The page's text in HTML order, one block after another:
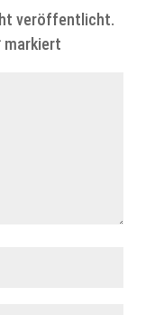
veröffentlicht.
markiert